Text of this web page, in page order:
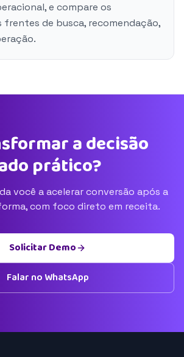
e compare os
frentes de busca, recomendação,
a decisão
prático?
você a acelerar conversão após a
com foco direto em receita.
Solicitar Demo
Falar no WhatsApp